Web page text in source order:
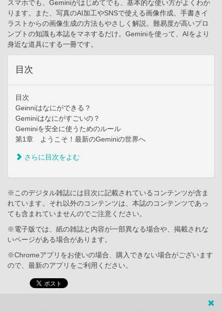
スマホでも、Geminiがはじめてでも、基本的な使い方がよくわか
ります。また、写真のAI加工やSNSで使える画像作成、手書きイ
ラストからの画像生成の方法もやさしく解説。難易度が高いプロ
ンプトの知識も本誌をマネするだけ。Geminiを使って、AIをより
身近な道具にする一冊です。
目次
目次
Geinniはなにができる？
Geminiはなにがすごいの？
Geminiを安全に使うためのルール
第1章 ようこそ！最新のGeminiの世界へ
さらに目次をよむ
※このデジタル雑誌には目次に記載されているコンテンツが含ま
れています。それ以外のコンテンツは、本誌のコンテンツであっ
ても含まれていませんのでご注意ください。
※電子版では、紙の雑誌と内容が一部異なる場合や、掲載されな
いページがある場合があります。
※Chromeアプリをお使いの場合、購入できない場合がございます
ので、最新のアプリをご利用ください。